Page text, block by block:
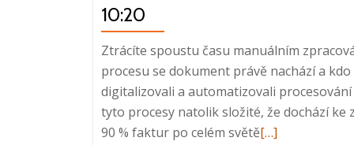
10:20
Ztrácíte spoustu času manuálním
procesu se dokument právě nachází a
digitalizovali a automatizovali
tyto procesy natolik složité, že dochází
90 % faktur po celém světěRead
[…]